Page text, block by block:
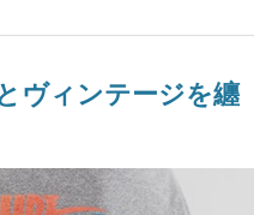
ヴィンテージを纏